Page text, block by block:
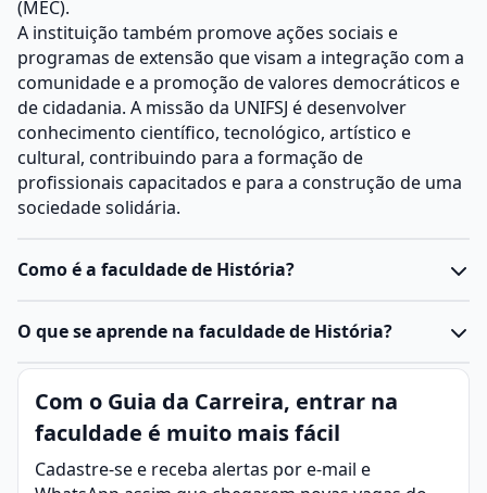
(MEC).
A instituição também promove ações sociais e
programas de extensão que visam a integração com a
comunidade e a promoção de valores democráticos e
de cidadania. A missão da UNIFSJ é desenvolver
conhecimento científico, tecnológico, artístico e
cultural, contribuindo para a formação de
profissionais capacitados e para a construção de uma
sociedade solidária.
Como é a faculdade de História?
O curso de Históriaé desenvolvido emnível de
quatro anos e uma carga horária que varia entre 3.000
e 3.200 horas.
Segundo definido pelo pelo Ministério da Educação
(DCNs), a formação é agrupada em três eixos que
O que se aprende na faculdade de História?
História é a área que estuda as ações humanas ao
decorrer do tempo, buscando compreender eventos,
culturas e transformações que moldaram a sociedade.
Por meio da consulta de fontes, como documentos,
Com o Guia da Carreira, entrar na
faculdade é muito mais fácil
Cadastre-se e receba alertas por e-mail e